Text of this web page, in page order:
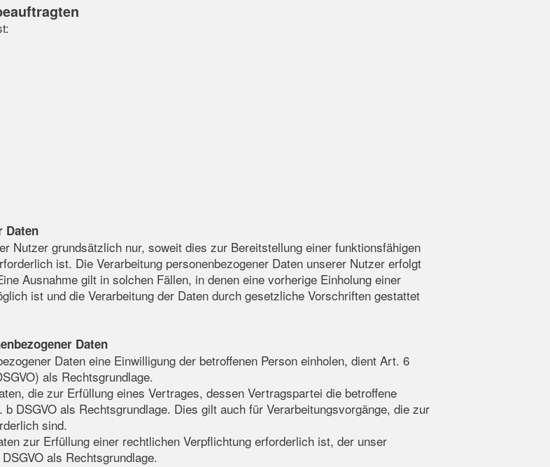
Daten
Nutzer grundsätzlich nur, soweit dies zur Bereitstellung einer funktionsfähigen
ist. Die Verarbeitung personenbezogener Daten unserer Nutzer erfolgt
Ausnahme gilt in solchen Fällen, in denen eine vorherige Einholung einer
ist und die Verarbeitung der Daten durch gesetzliche Vorschriften gestattet
Daten
Daten eine Einwilligung der betroffenen Person einholen, dient Art. 6
als Rechtsgrundlage.
die zur Erfüllung eines Vertrages, dessen Vertragspartei die betroffene
DSGVO als Rechtsgrundlage. Dies gilt auch für Verarbeitungsvorgänge, die zur
sind.
zur Erfüllung einer rechtlichen Verpflichtung erforderlich ist, der unser
als Rechtsgrundlage.